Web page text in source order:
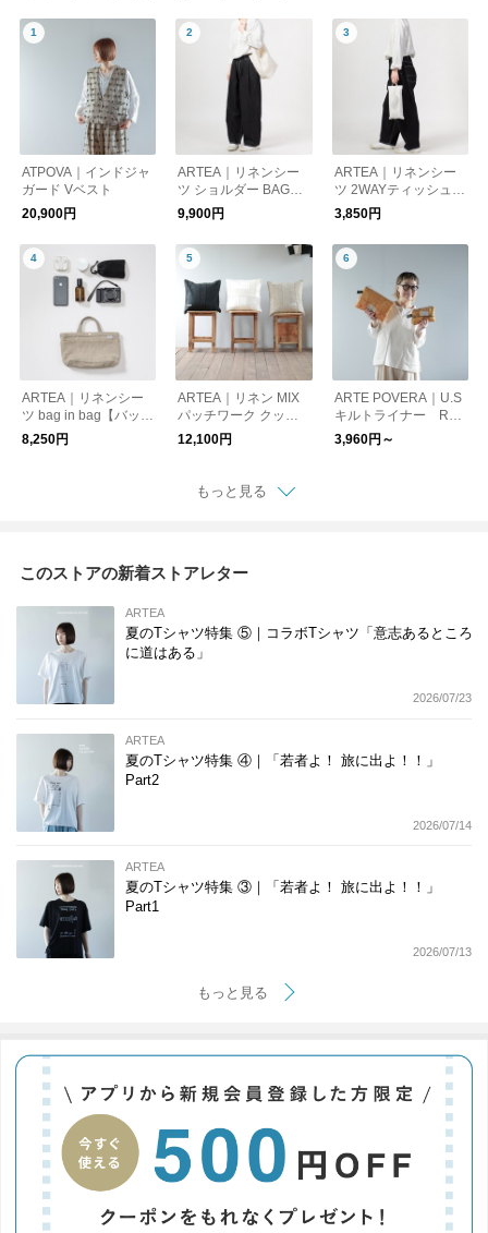
ATPOVA｜インドジャ
ガード Vベスト
20,900円
ARTEA｜リネンシー
ツ ショルダー BAG
（Ｍ）【ショルダーバ
ッグ】【定番】
9,900円
ARTEA｜リネンシー
ツ 2WAYティッシュケ
ース 【ギフト贈り
物】【プレゼント】
3,850円
ARTEA｜リネンシー
ツ bag in bag【バッ
グ】【ギフト贈り物】
8,250円
ARTEA｜リネン MIX
パッチワーク クッシ
ョン（45×45）【ギフ
ト贈り物】【プレゼン
12,100円
ARTE POVERA｜U.S
キルトライナー RE-
ポーチ【S：ARTEA-2
3WI05｜M：ARTEA-2
3,960円～
もっと見る
このストアの新着ストアレター
ARTEA
夏のTシャツ特集 ⑤｜コラボTシャツ「意志あるところ
に道はある」
2026/07/23
ARTEA
夏のTシャツ特集 ④｜「若者よ！ 旅に出よ！！」
Part2
2026/07/14
ARTEA
夏のTシャツ特集 ③｜「若者よ！ 旅に出よ！！」
Part1
2026/07/13
もっと見る